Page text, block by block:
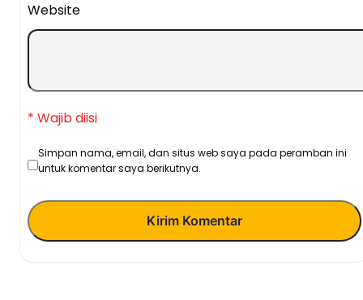
Website
* Wajib diisi
Simpan nama, email, dan situs web saya pada peramban ini
untuk komentar saya berikutnya.
Kirim Komentar